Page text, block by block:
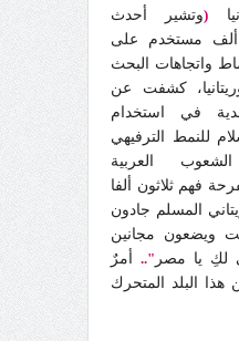
(وتشير أحدث
ألف مستخدم على
واتجاهات البحث
كشفت عن
في استخدام
للنمط الترفيهي
العربية
فهم ثلاثون ألفا
المسلم جادون
ويضعون مجانين
لكِ يا مصر ".. أمرٌ
هذا البلد المتحرك